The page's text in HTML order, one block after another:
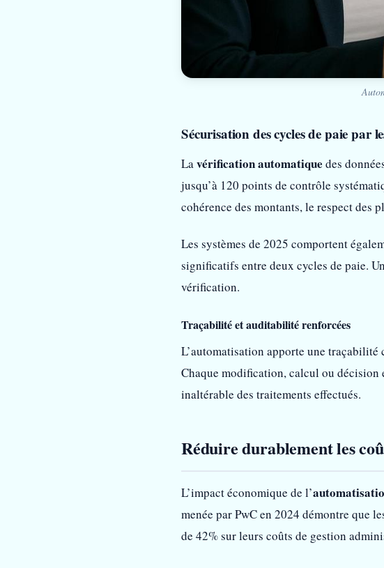
Sécurisation des cycles de paie par
Lavérification automatique des
jusqu’à 120 points de contrôle
cohérence des montants, le respect des
Les systèmes de 2025 comportent
significatifs entre deux cycles de paie.
vérification.
Traçabilité et auditabilité renforcées
L’automatisation apporte une traçabilité
Chaque modification, calcul ou décision
inaltérable des traitements effectués.
Réduire durablement les
L’impact économique de l’
menée par PwC en 2024 démontre que
de 42% sur leurs coûts de gestion